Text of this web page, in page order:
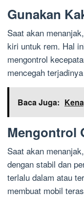
Gunakan
Saat akan
kiri untuk rem. Hal
mengontrol
mencegah
Baca Juga:
Mengontrol
Saat akan
dengan stabil dan
terlalu dalam atau
membuat mobil